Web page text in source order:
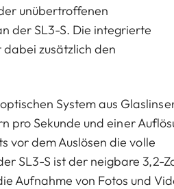
unübertroffenen
der SL3-S. Die integrierte
zusätzlich den
System aus
pro Sekunde und einer
vor dem Auslösen die volle
SL3-S ist der neigbare 3,2-
Aufnahme von Fotos und